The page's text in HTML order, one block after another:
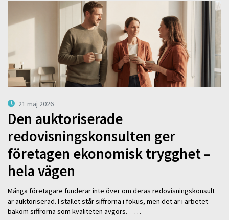
21 maj 2026
Den auktoriserade
redovisningskonsulten ger
företagen ekonomisk trygghet –
hela vägen
Många företagare funderar inte över om deras redovisningskonsult
är auktoriserad. I stället står siffrorna i fokus, men det är i arbetet
bakom siffrorna som kvaliteten avgörs. – …